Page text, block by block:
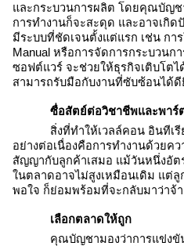
และกระบวนการผลิต โดยคุณบัญช
การทำงานก็จะสะดุด และอาจเกิ
มีระบบที่ชัดเจนตั้งแต่แรก เช่น กา
Manual หรือการจัดการกระบวนก
ซอฟต์แวร์ จะช่วยให้ธุรกิจเติบโต
สามารถรับมือกับงานที่ซับซ้อนได้
ซื่อสัตย์ต่อวิชาชีพและพาร์
สิ่งที่ทำให้เวลล์คอน อินทีเ
อย่างต่อเนื่องคือการทำงานด้วยคว
สัญญากับลูกค้าเสมอ แม้วันหนึ่งอัต
ในตลาดอาจไม่สูงเหมือนเดิม แต่ลู
พอใจ ก็ย่อมพร้อมที่จะกลับมาว่าจ้า
เลือกตลาดให้ถูก
คุณบัญชามองว่าการแข่งขั